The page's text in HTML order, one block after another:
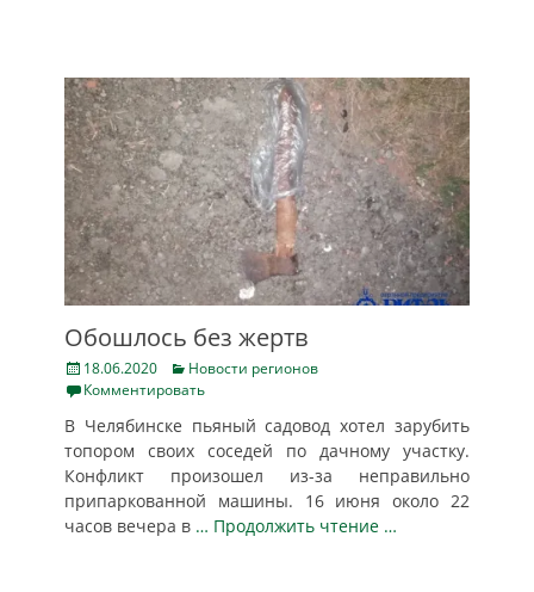
Обошлось без жертв
Posted
on
18.06.2020 Categories
Новости регионов
Комментировать
В Челябинске пьяный садовод хотел зарубить
топором своих соседей по дачному участку.
Конфликт произошел из-за неправильно
припаркованной машины. 16 июня около 22
часов вечера в … Продолжить чтение …